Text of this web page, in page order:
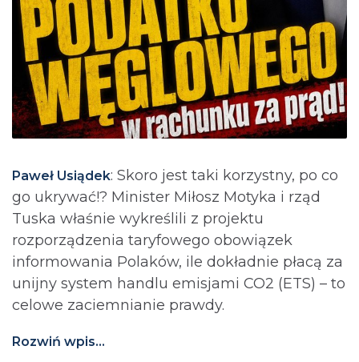
Paweł Usiądek: Skoro jest taki korzystny, po co
go ukrywać!? Minister Miłosz Motyka i rząd
Tuska właśnie wykreślili z projektu
rozporządzenia taryfowego obowiązek
informowania Polaków, ile dokładnie płacą za
unijny system handlu emisjami CO2 (ETS) – to
celowe zaciemnianie prawdy.
Rozwiń wpis...